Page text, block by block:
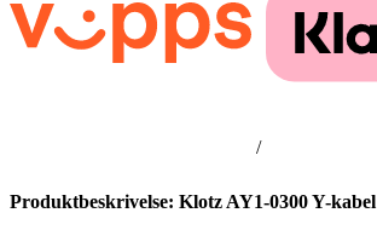
/
Produktbeskrivelse: Klotz AY1-0300 Y-kabel